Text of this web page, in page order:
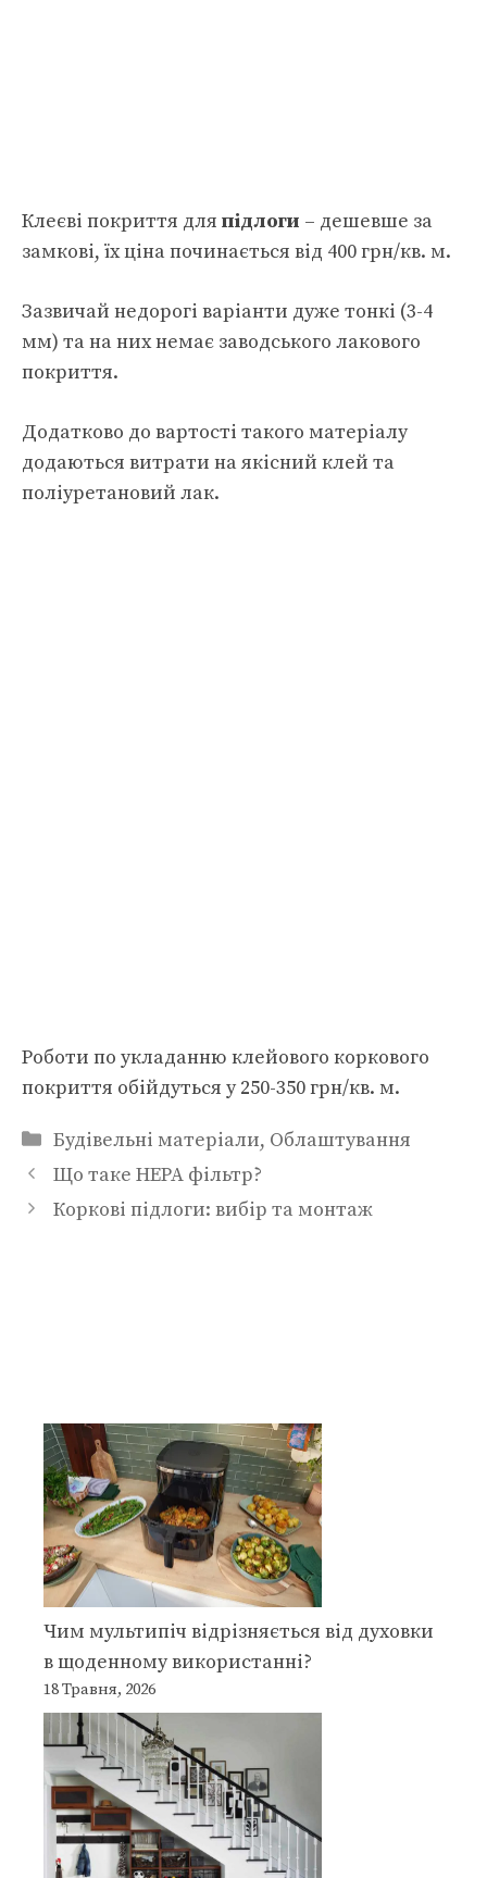
Клеєві покриття для підлоги – дешевше за
замкові, їх ціна починається від 400 грн/кв. м.
Зазвичай недорогі варіанти дуже тонкі (3-4
мм) та на них немає заводського лакового
покриття.
Додатково до вартості такого матеріалу
додаються витрати на якісний клей та
поліуретановий лак.
Роботи по укладанню клейового коркового
покриття обійдуться у 250-350 грн/кв. м.
Категорії
Будівельні матеріали, Облаштування
Що таке НЕРА фільтр?
Коркові підлоги: вибір та монтаж
Чим мультипіч відрізняється від духовки
в щоденному використанні?
18 Травня, 2026